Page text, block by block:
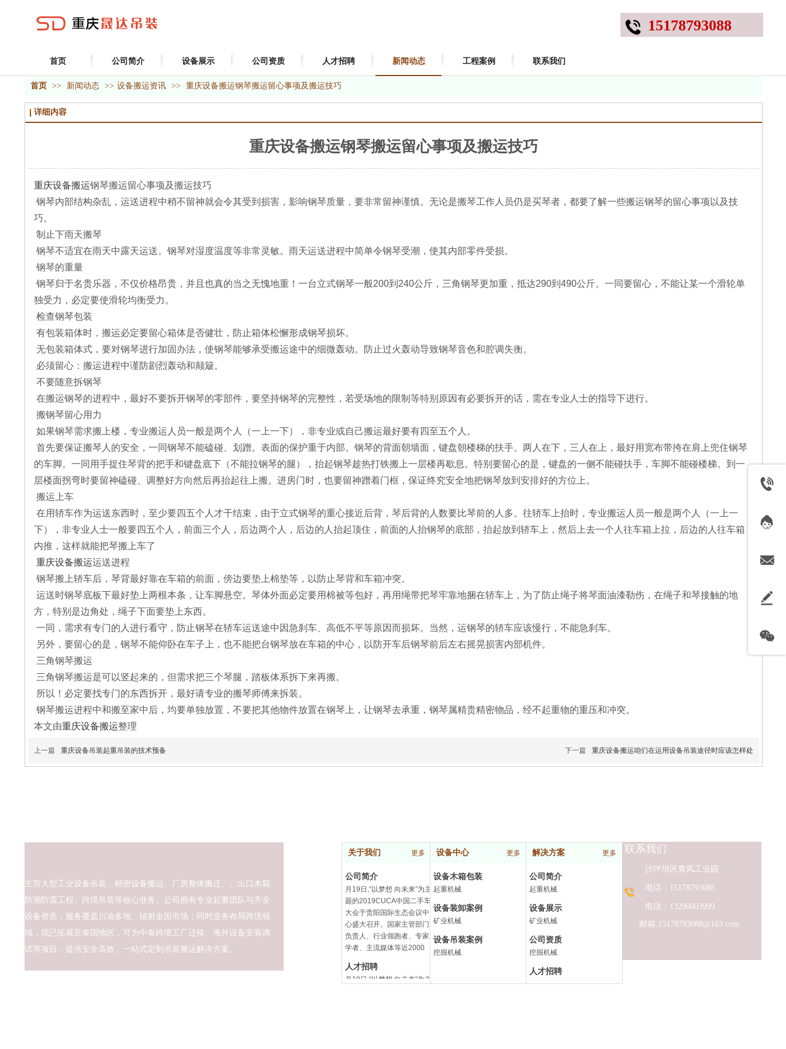
15178793088
首页 公司简介 设备展示 公司资质 人才招聘 新闻动态 工程案例 联系我们
首页 >> 新闻动态 >> 设备搬运资讯 >> 重庆设备搬运​钢琴搬运留心事项及搬运技巧
详细内容
重庆设备搬运​钢琴搬运留心事项及搬运技巧
重庆设备搬运钢琴搬运留心事项及搬运技巧
钢琴内部结构杂乱，运送进程中稍不留神就会令其受到损害，影响钢琴质量，要非常留神谨慎。无论是搬琴工作人员仍是买琴者，都要了解一些搬运钢琴的留心事项以及技
巧。
制止下雨天搬琴
钢琴不适宜在雨天中露天运送。钢琴对湿度温度等非常灵敏。雨天运送进程中简单令钢琴受潮，使其内部零件受损。
钢琴的重量
钢琴归于名贵乐器，不仅价格昂贵，并且也真的当之无愧地重！一台立式钢琴一般200到240公斤，三角钢琴更加重，抵达290到490公斤。一同要留心，不能让某一个滑轮单
独受力，必定要使滑轮均衡受力。
检查钢琴包装
有包装箱体时，搬运必定要留心箱体是否健壮，防止箱体松懈形成钢琴损坏。
无包装箱体式，要对钢琴进行加固办法，使钢琴能够承受搬运途中的细微轰动。防止过火轰动导致钢琴音色和腔调失衡。
必须留心：搬运进程中谨防剧烈轰动和颠簸。
不要随意拆钢琴
在搬运钢琴的进程中，最好不要拆开钢琴的零部件，要坚持钢琴的完整性，若受场地的限制等特别原因有必要拆开的话，需在专业人士的指导下进行。
搬钢琴留心用力
如果钢琴需求搬上楼，专业搬运人员一般是两个人（一上一下），非专业或自己搬运最好要有四至五个人。
首先要保证搬琴人的安全，一同钢琴不能磕碰、划蹭。表面的保护重于内部。钢琴的背面朝墙面，键盘朝楼梯的扶手。两人在下，三人在上，最好用宽布带挎在肩上兜住钢琴
的车脚。一同用手捉住琴背的把手和键盘底下（不能拉钢琴的腿），抬起钢琴趁热打铁搬上一层楼再歇息。特别要留心的是，键盘的一侧不能碰扶手，车脚不能碰楼梯。到一
层楼面拐弯时要留神磕碰、调整好方向然后再抬起往上搬。进房门时，也要留神蹭着门框，保证终究安全地把钢琴放到安排好的方位上。
搬运上车
在用轿车作为运送东西时，至少要四五个人才干结束，由于立式钢琴的重心接近后背，琴后背的人数要比琴前的人多。往轿车上抬时，专业搬运人员一般是两个人（一上一
下），非专业人士一般要四五个人，前面三个人，后边两个人，后边的人抬起顶住，前面的人抬钢琴的底部，抬起放到轿车上，然后上去一个人往车箱上拉，后边的人往车箱
内推，这样就能把琴搬上车了
重庆设备搬运运送进程
钢琴搬上轿车后，琴背最好靠在车箱的前面，傍边要垫上棉垫等，以防止琴背和车箱冲突。
运送时钢琴底板下最好垫上两根本条，让车脚悬空。琴体外面必定要用棉被等包好，再用绳带把琴牢靠地捆在轿车上，为了防止绳子将琴面油漆勒伤，在绳子和琴接触的地
方，特别是边角处，绳子下面要垫上东西。
一同，需求有专门的人进行看守，防止钢琴在轿车运送途中因急刹车、高低不平等原因而损坏。当然，运钢琴的轿车应该慢行，不能急刹车。
另外，要留心的是，钢琴不能仰卧在车子上，也不能把台钢琴放在车箱的中心，以防开车后钢琴前后左右摇晃损害内部机件。
三角钢琴搬运
三角钢琴搬运是可以竖起来的，但需求把三个琴腿，踏板体系拆下来再搬。
所以！必定要找专门的东西拆开，最好请专业的搬琴师傅来拆装。
钢琴搬运进程中和搬至家中后，均要单独放置，不要把其他物件放置在钢琴上，让钢琴去承重，钢琴属精贵精密物品，经不起重物的重压和冲突。
本文由重庆设备搬运整理
上一篇 重庆设备吊装​起重吊装的技术预备 下一篇 重庆设备搬运​咱们在运用设备吊装途径时应该怎样处
主营大型工业设备吊装、精密设备搬运、厂房整体搬迁、、出口木箱
防潮防震工程、跨境吊装等核心业务。公司拥有专业起重团队与齐全
设备资质，服务覆盖川渝多地、辐射全国市场；同时业务布局跨境领
域，现已拓展至泰国地区，可为中泰跨境工厂迁移、海外设备安装调
试等项目，提供安全高效、一站式定制吊装搬运解决方案。
联系我们
沙坪坝区青凤工业园
电话：15178793088
电话：13290003999
邮箱:15178793088@163.com
关于我们 更多
公司简介
月19日,“以梦想 向未来”为主
题的2019CUCA中国二手车
大会于贵阳国际生态会议中
心盛大召开。国家主管部门
负责人、行业领跑者、专家
学者、主流媒体等近2000
人才招聘
月19日,“以梦想 向未来”为主
设备中心 更多
设备木箱包装
起重机械
设备装卸案例
矿业机械
设备吊装案例
挖掘机械
解决方案 更多
公司简介
起重机械
设备展示
矿业机械
公司资质
挖掘机械
人才招聘
铲土运输机械